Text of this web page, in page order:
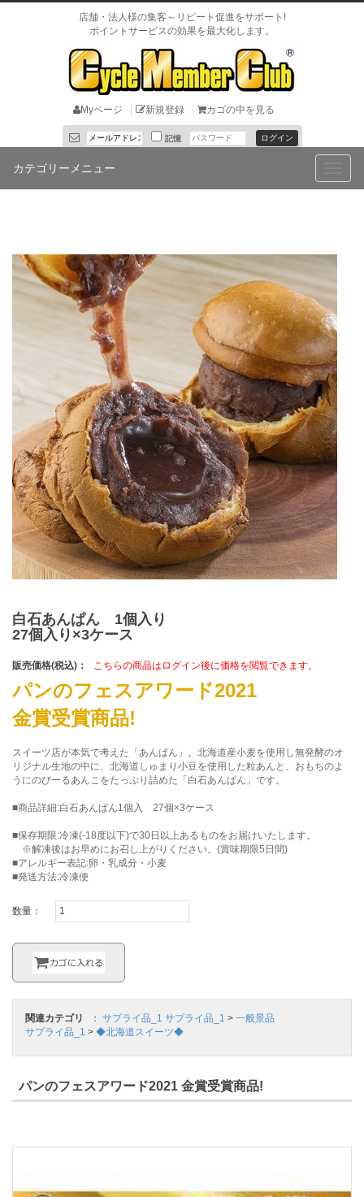
店舗・法人様の集客～リピート促進をサポート!
ポイントサービスの効果を最大化します。
Myページ 新規登録 カゴの中を見る
記憶
カテゴリーメニュー
白石あんぱん 1個入り
27個入り×3ケース
販売価格(税込)： こちらの商品はログイン後に価格を閲覧できます。
パンのフェスアワード2021
金賞受賞商品!
スイーツ店が本気で考えた「あんぱん」。北海道産小麦を使用し無発酵のオ
リジナル生地の中に、北海道しゅまり小豆を使用した粒あんと、おもちのよ
うにのびーるあんこをたっぷり詰めた「白石あんぱん」です。
■商品詳細:白石あんぱん1個入 27個×3ケース
■保存期限:冷凍(-18度以下)で30日以上あるものをお届けいたします。
※解凍後はお早めにお召し上がりください。(賞味期限5日間)
■アレルギー表記:卵・乳成分・小麦
■発送方法:冷凍便
数量：
関連カテゴリ ： サプライ品_1 サプライ品_1 > 一般景品
サプライ品_1 > ◆北海道スイーツ◆
パンのフェスアワード2021 金賞受賞商品!